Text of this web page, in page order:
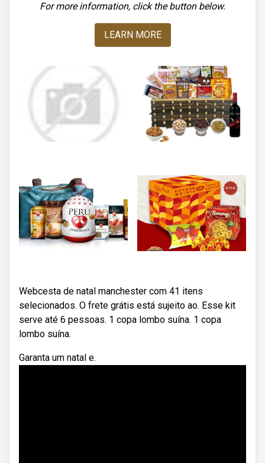
For more information, click the button below.
LEARN MORE
Webcesta de natal manchester com 41 itens
selecionados. O frete grátis está sujeito ao. Esse kit
serve até 6 pessoas. 1 copa lombo suína. 1 copa
lombo suína.
Garanta um natal e.